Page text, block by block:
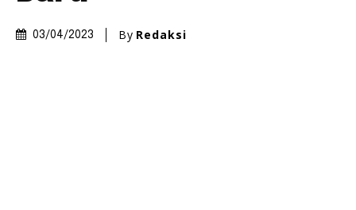
03/04/2023 By Redaksi